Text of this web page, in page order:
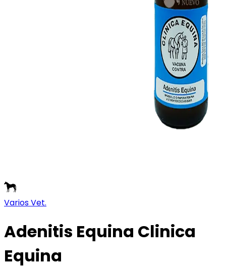
Varios Vet.
Adenitis Equina Clinica
Equina